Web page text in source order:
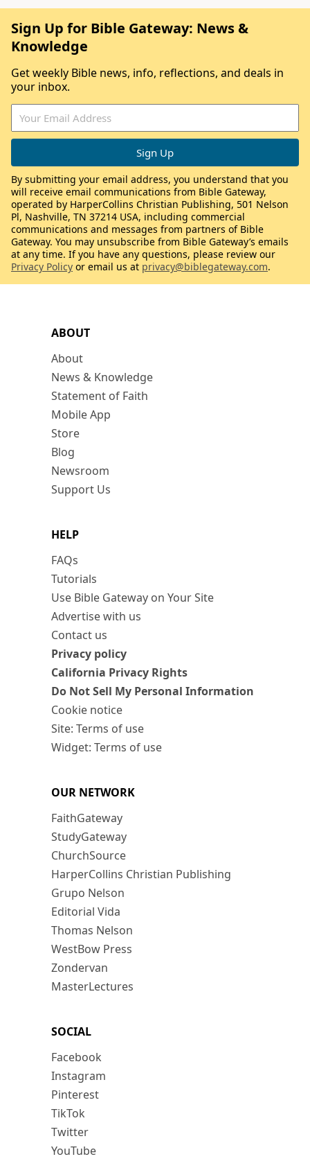
ABOUT
About
News & Knowledge
Statement of Faith
Mobile App
Store
Blog
Newsroom
Support Us
HELP
FAQs
Tutorials
Use Bible Gateway on Your Site
Advertise with us
Contact us
Privacy policy
California Privacy Rights
Do Not Sell My Personal Information
Cookie notice
Site: Terms of use
Widget: Terms of use
OUR NETWORK
FaithGateway
StudyGateway
ChurchSource
HarperCollins Christian Publishing
Grupo Nelson
Editorial Vida
Thomas Nelson
WestBow Press
Zondervan
MasterLectures
SOCIAL
Facebook
Instagram
Pinterest
TikTok
Twitter
YouTube
Sign Up for Bible Gateway: News &
Knowledge
Get weekly Bible news, info, reflections, and deals in
your inbox.
By submitting your email address, you understand that you
will receive email communications from Bible Gateway,
operated by HarperCollins Christian Publishing, 501 Nelson
Pl, Nashville, TN 37214 USA, including commercial
communications and messages from partners of Bible
Gateway. You may unsubscribe from Bible Gateway’s emails
at any time. If you have any questions, please review our
Privacy Policy or email us at privacy@biblegateway.com.